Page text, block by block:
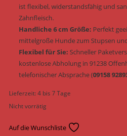
ist flexibel, widerstandsfähig und
Zahnfleisch.
Handliche 6 cm Größe: Perfekt
mittelgroße Hunde zum Stupsen
Flexibel für Sie: Schneller
kostenlose Abholung in 91238
telefonischer Absprache (09158
Lieferzeit:4 bis 7 Tage
Nicht vorrätig
Auf die Wunschliste